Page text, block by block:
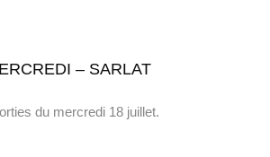
– SARLAT
du mercredi 18 juillet.